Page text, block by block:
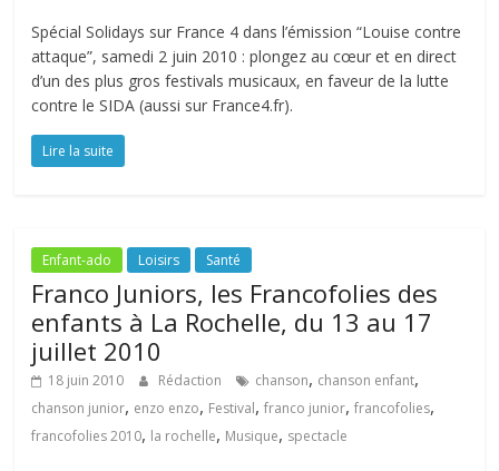
Spécial Solidays sur France 4 dans l’émission “Louise contre
attaque”, samedi 2 juin 2010 : plongez au cœur et en direct
d’un des plus gros festivals musicaux, en faveur de la lutte
contre le SIDA (aussi sur France4.fr).
Lire la suite
Enfant-ado Loisirs Santé
Franco Juniors, les Francofolies des
enfants à La Rochelle, du 13 au 17
juillet 2010
18 juin 2010 Rédaction chanson, chanson enfant,
chanson junior, enzo enzo, Festival,franco junior,francofolies,
francofolies 2010, la rochelle, Musique, spectacle